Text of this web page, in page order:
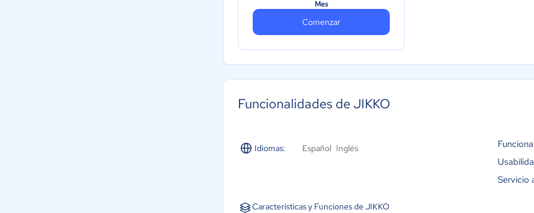
Mes
Comenzar
Funcionalidades de JIKKO
Idiomas: Español Inglés
Servicio
Características y Funciones de JIKKO